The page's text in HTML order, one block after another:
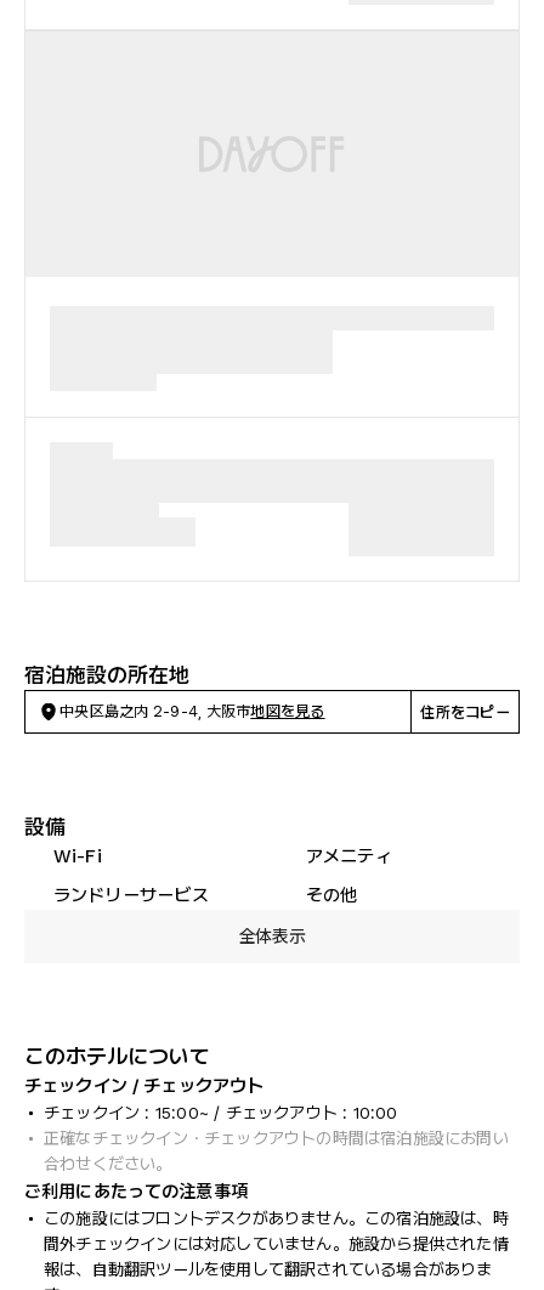
宿泊施設の所在地
中央区島之内 2-9-4, 大阪市地図を見る 住所をコピー
設備
Wi-Fi
アメニティ
ランドリーサービス
その他
全体表示
このホテルについて
チェックイン / チェックアウト
チェックイン : 15:00~ / チェックアウト : 10:00
正確なチェックイン・チェックアウトの時間は宿泊施設にお問い
合わせください。
ご利用にあたっての注意事項
この施設にはフロントデスクがありません。この宿泊施設は、時
間外チェックインには対応していません。施設から提供された情
報は、自動翻訳ツールを使用して翻訳されている場合がありま